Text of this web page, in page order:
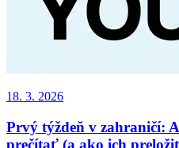
18. 3. 2026
Prvý týždeň v zahraničí:
prečítať (a ako ich